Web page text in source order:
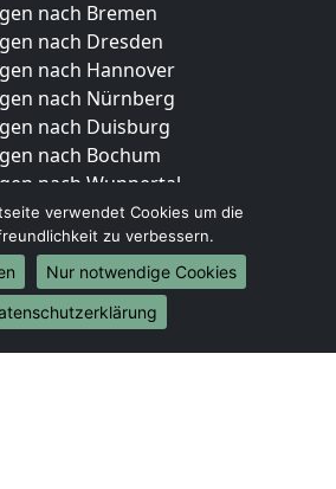
nach Bremen
nach Dresden
nach Hannover
nach Nürnberg
nach Duisburg
nach Bochum
nach Wuppertal
nach Bielefeld
nach Bonn
nach Münster
nach Brasilien
verwendet Cookies um die
zu verbessern.
Nur notwendige Cookies